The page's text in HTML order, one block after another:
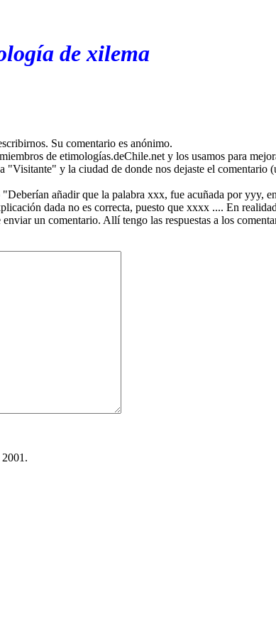
de xilema
Su comentario es anónimo.
de etimologías.deChile.net y los usamos para
"Visitante" y la ciudad de donde nos dejaste el comentario
añadir que la palabra xxx, fue acuñada por yyy,
dada no es correcta, puesto que xxxx .... En
enviar un comentario. Allí tengo las respuestas a los